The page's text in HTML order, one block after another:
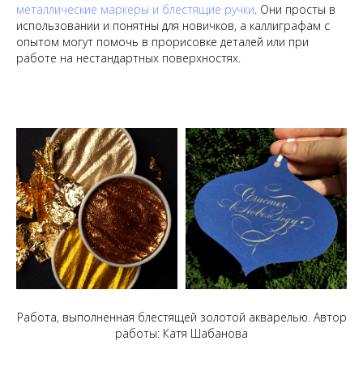
металлические маркеры и блестящие ручки. Они просты в
использовании и понятны для новичков, а каллиграфам с
опытом могут помочь в прорисовке деталей или при
работе на нестандартных поверхностях.
Работа, выполненная блестящей золотой акварелью. Автор
работы: Катя Шабанова